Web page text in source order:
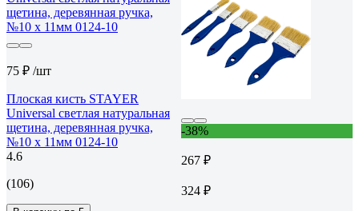
75 ₽ /шт
Плоская кисть STAYER
Universal светлая натуральная
щетина, деревянная ручка,
№10 x 11мм 0124-10
4.6
(106)
-38%
267 ₽
324 ₽